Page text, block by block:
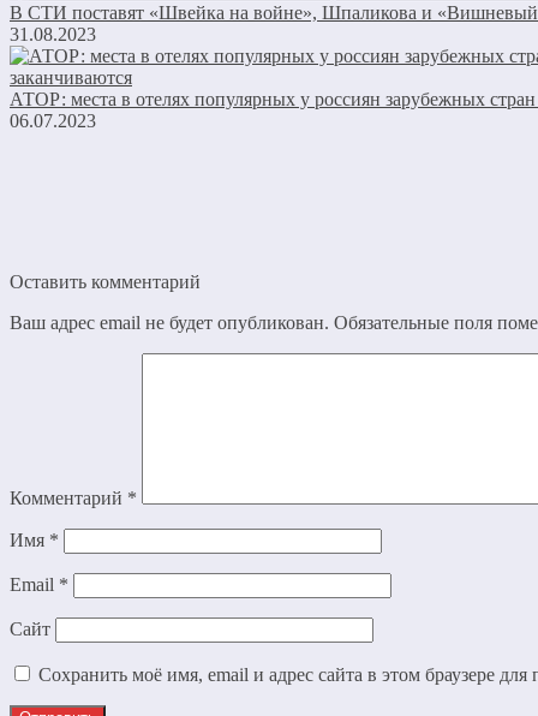
В СТИ поставят «Швейка на войне», Шпаликова и
31.08.2023
АТОР: места в отелях популярных у россиян зарубежных
06.07.2023
Оставить комментарий
Ваш адрес email не будет опубликован. Обязательные поля
Комментарий *
Имя *
Email *
Сайт
Сохранить моё имя, email и адрес сайта в этом браузере